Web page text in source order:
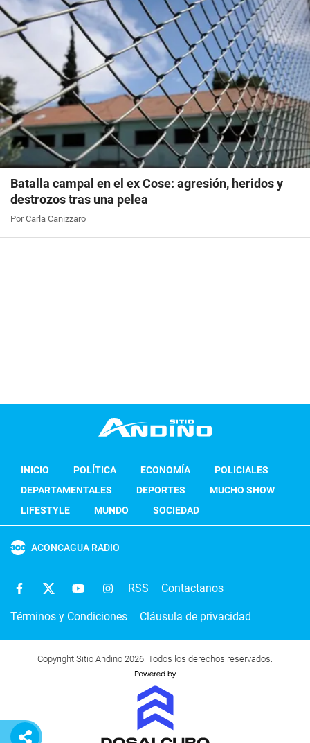
Batalla campal en el ex Cose: agresión, heridos y
destrozos tras una pelea
Por Carla Canizzaro
INICIO POLÍTICA ECONOMÍA
POLICIALES
DEPARTAMENTALES
DEPORTES
MUCHO SHOW
LIFESTYLE
MUNDO SOCIEDAD
ACONCAGUA RADIO
RSS Contactanos
Términos y Condiciones Cláusula de privacidad
Copyright Sitio Andino 2026. Todos los derechos reservados.